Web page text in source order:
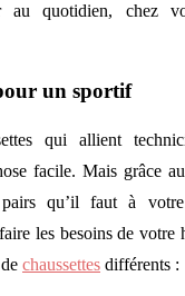
au quotidien, chez
un sportif
qui allient
facile. Mais grâce
qu’il faut à votre
les besoins de votre
chaussettes différents :